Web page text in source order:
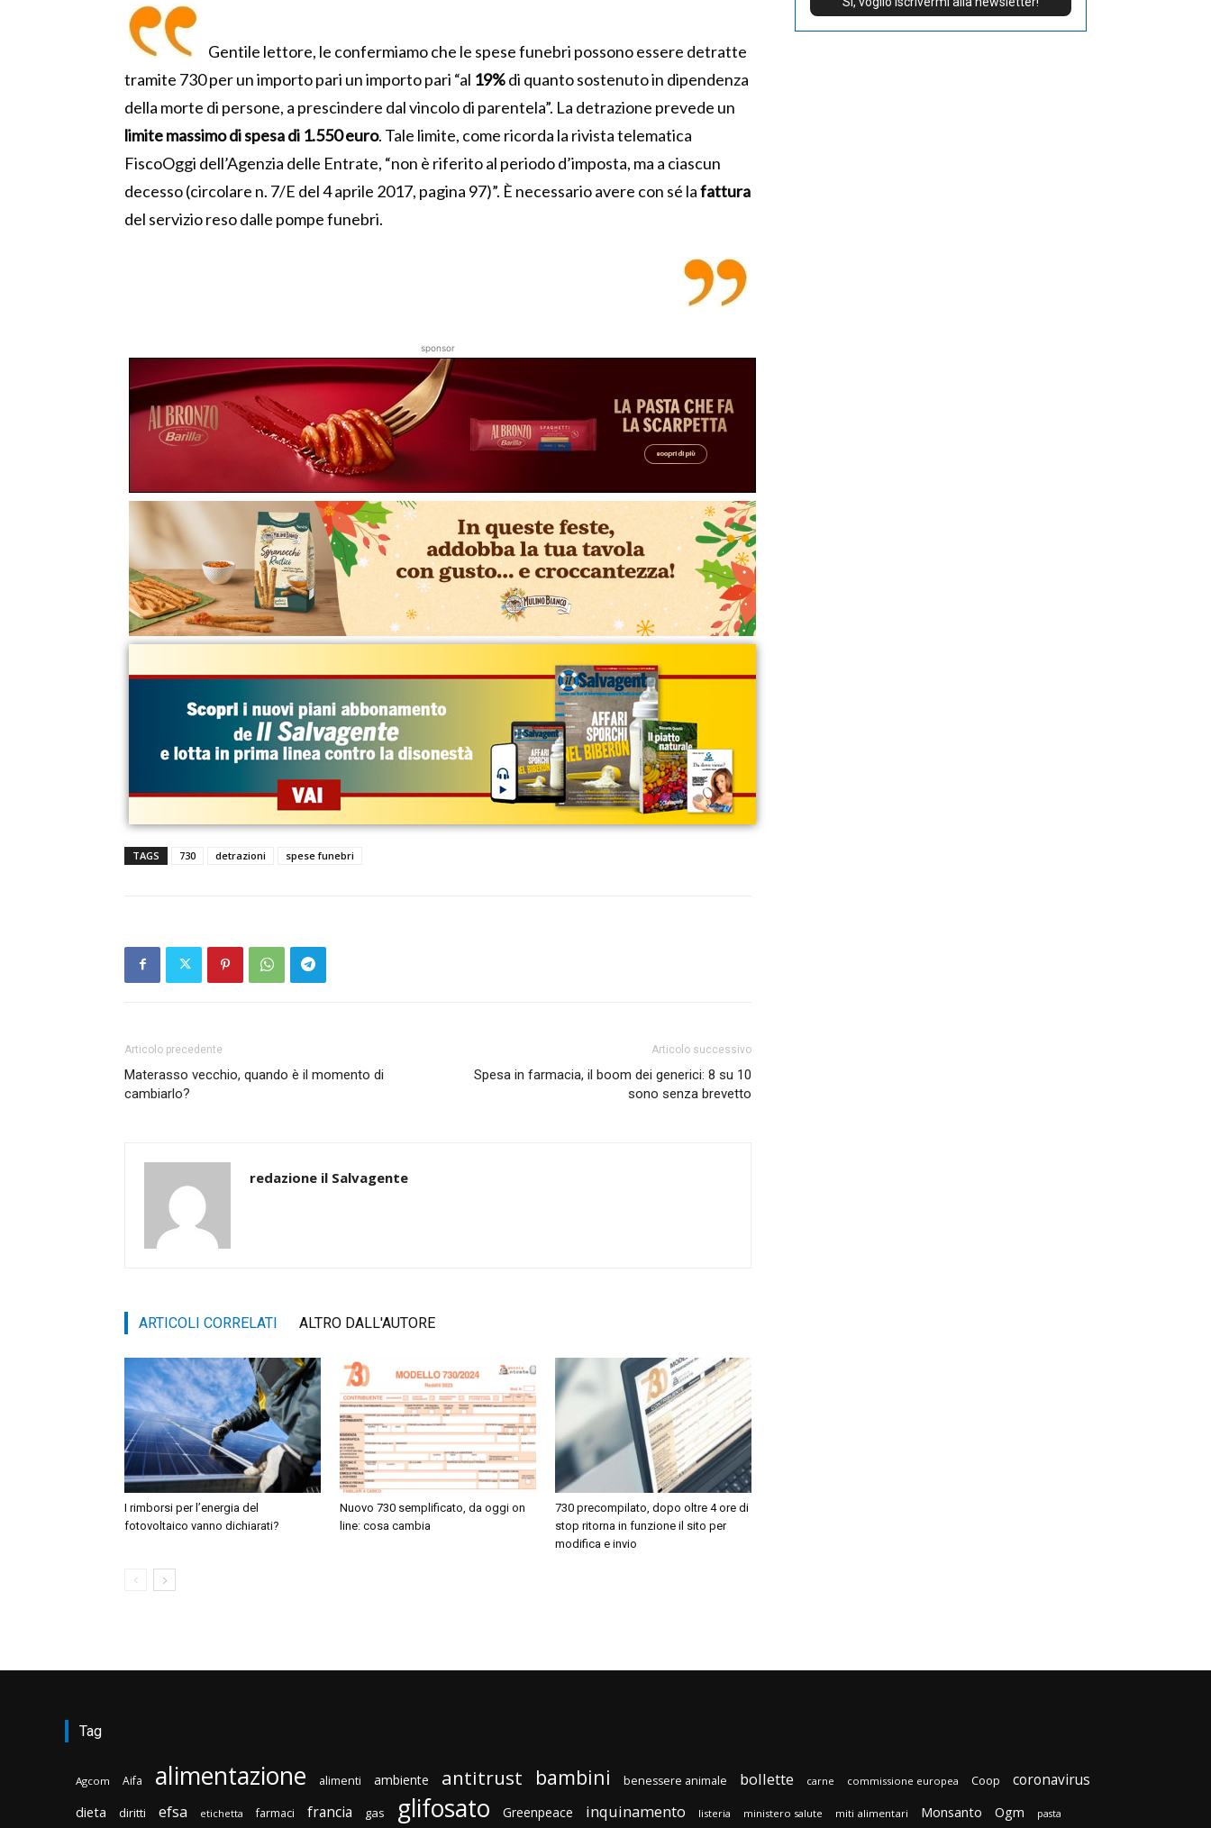
Gentile lettore, le confermiamo che le spese funebri possono essere detratte
tramite 730 per un importo pari un importo pari “al 19%di quanto sostenuto in dipendenza
della morte di persone, a prescindere dal vincolo di parentela”. La detrazione prevede un
limite massimo di spesa di 1.550 euro. Tale limite, come ricorda la rivista telematica
FiscoOggi dell’Agenzia delle Entrate, “non è riferito al periodo d’imposta, ma a ciascun
decesso (circolare n. 7/E del 4 aprile 2017, pagina 97)”. È necessario avere con sé lafattura
del servizio reso dalle pompe funebri.
sponsor
TAGS 730 detrazioni spese funebri
Articolo precedente
Materasso vecchio, quando è il momento di
cambiarlo?
Articolo successivo
Spesa in farmacia, il boom dei generici: 8 su 10
sono senza brevetto
redazione il Salvagente
ARTICOLI CORRELATI ALTRO DALL'AUTORE
I rimborsi per l’energia del
fotovoltaico vanno dichiarati?
Nuovo 730 semplificato, da oggi on
line: cosa cambia
730 precompilato, dopo oltre 4 ore di
stop ritorna in funzione il sito per
modifica e invio
Tag
Agcom Aifa alimentazione alimenti ambiente antitrust bambini benessere animale bollette carne commissione europea Coop coronavirus
dieta diritti efsa etichetta farmaci francia gas glifosato Greenpeace inquinamento listeria ministero salute miti alimentari Monsanto Ogm pasta